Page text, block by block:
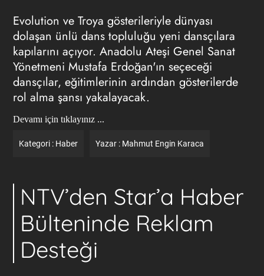
Evolution ve Troya gösterileriyle dünyası
dolaşan ünlü dans topluluğu yeni dansçılara
kapılarını açıyor. Anadolu Ateşi Genel Sanat
Yönetmeni Mustafa Erdoğan'ın seçeceği
dansçılar, eğitimlerinin ardından gösterilerde
rol alma şansı yakalayacak.
Devamı için tıklayınız ...
Kategori : Haber Yazar : Mahmut Engin Karaca
NTV’den Star’a Haber
Bülteninde Reklam
Desteği